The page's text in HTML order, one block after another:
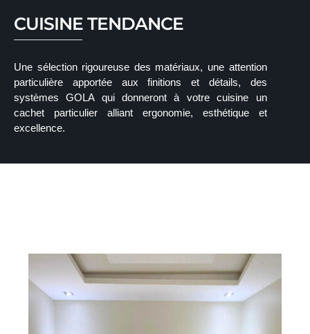
CUISINE TENDANCE
Une sélection rigoureuse des matériaux, une attention
particulière apportée aux finitions et détails, des
systèmes GOLA qui donneront à votre cuisine un
cachet particulier alliant ergonomie, esthétique et
excellence.